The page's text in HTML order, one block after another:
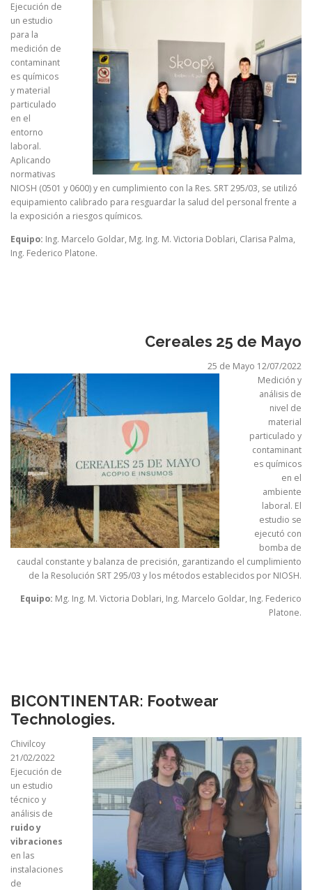
Ejecución de
un estudio
para la
medición de
contaminant
es químicos
y material
particulado
en el
entorno
laboral.
Aplicando
normativas
NIOSH (0501 y 0600) y en cumplimiento con la Res. SRT 295/03, se utilizó
equipamiento calibrado para resguardar la salud del personal frente a
la exposición a riesgos químicos.
Equipo: Ing. Marcelo Goldar, Mg. Ing. M. Victoria Doblari, Clarisa Palma,
Ing. Federico Platone.
Cereales 25 de Mayo
25 de Mayo 12/07/2022
Medición y
análisis de
nivel de
material
particulado y
contaminant
es químicos
en el
ambiente
laboral. El
estudio se
ejecutó con
bomba de
caudal constante y balanza de precisión, garantizando el cumplimiento
de la Resolución SRT 295/03 y los métodos establecidos por NIOSH.
Equipo: Mg. Ing. M. Victoria Doblari, Ing. Marcelo Goldar, Ing. Federico
Platone.
BICONTINENTAR: Footwear
Technologies.
Chivilcoy
21/02/2022
Ejecución de
un estudio
técnico y
análisis de
ruido y
vibraciones
en las
instalaciones
de